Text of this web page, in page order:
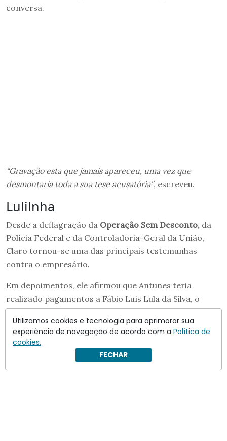
conversa.
“Gravação esta que jamais apareceu, uma vez que
desmontaria toda a sua tese acusatória”, escreveu.
Lulilnha
Desde a deflagração da Operação Sem Desconto, da
Polícia Federal e da Controladoria-Geral da União,
Claro tornou-se uma das principais testemunhas
contra o empresário.
Em depoimentos, ele afirmou que Antunes teria
realizado pagamentos a Fábio Luís Lula da Silva, o
Lulinha, e atribuiu ao filho do presidente participação
na operação daWorld Cannabisem Portugal. A defesa
de Lulinha nega as acusações.
Utilizamos cookies e tecnologia para aprimorar sua
experiência de navegação de acordo com a Política de
cookies.
FECHAR